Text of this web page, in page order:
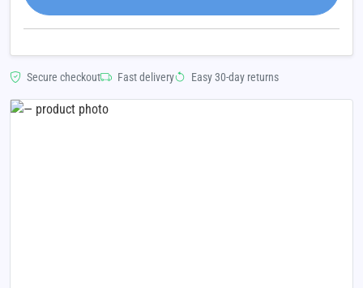
Secure checkout Fast delivery Easy 30-day returns